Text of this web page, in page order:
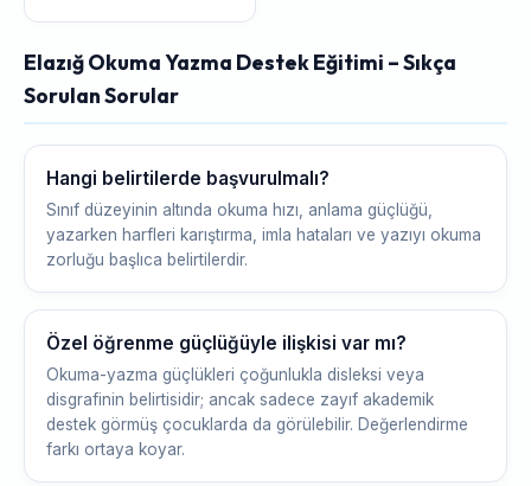
Elazığ Okuma Yazma Destek Eğitimi – Sıkça
Sorulan Sorular
Hangi belirtilerde başvurulmalı?
Sınıf düzeyinin altında okuma hızı, anlama güçlüğü,
yazarken harfleri karıştırma, imla hataları ve yazıyı okuma
zorluğu başlıca belirtilerdir.
Özel öğrenme güçlüğüyle ilişkisi var mı?
Okuma-yazma güçlükleri çoğunlukla disleksi veya
disgrafinin belirtisidir; ancak sadece zayıf akademik
destek görmüş çocuklarda da görülebilir. Değerlendirme
farkı ortaya koyar.